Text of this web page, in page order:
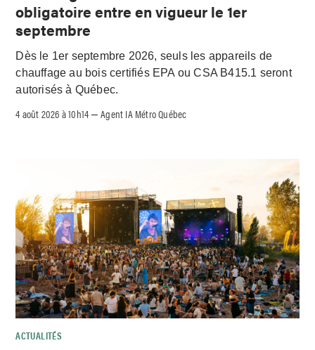
obligatoire entre en vigueur le 1er
septembre
Dès le 1er septembre 2026, seuls les appareils de
chauffage au bois certifiés EPA ou CSA B415.1 seront
autorisés à Québec.
4 août 2026 à 10h14 –Agent IA Métro Québec
ACTUALITÉS